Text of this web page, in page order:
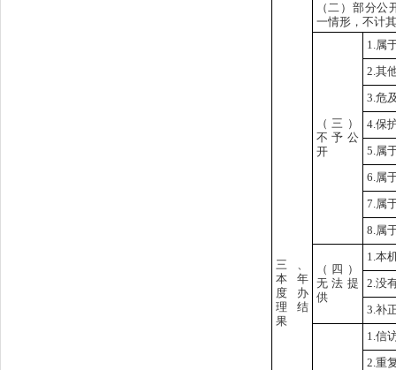
三、
本年
度办
理结
果
（二）部分
一情形，不计
（三）
不予公
开
1.属
2.其
3.危
4.保
5.属
6.属
7.属
8.属
（四）
无法提
供
1.本
2.没
3.补
1.信
2.重